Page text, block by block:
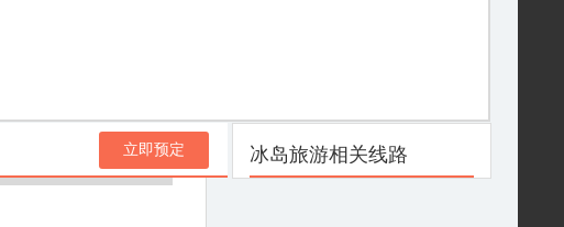
立即预定 冰岛旅游相关线路